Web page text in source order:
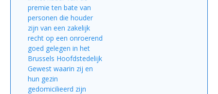
premie ten bate van
personen die houder
zijn van een zakelijk
recht op een onroerend
goed gelegen in het
Brussels Hoofdstedelijk
Gewest waarin zij en
hun gezin
gedomicilieerd zijn